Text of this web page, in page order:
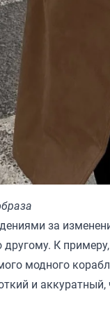
за
другому. К
модного
и